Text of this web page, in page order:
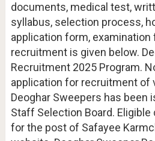
documents, medical test,
syllabus, selection process,
application form, examination
recruitment is given below.
Recruitment 2025 Program.
application for recruitment of
Deoghar Sweepers has been
Staff Selection Board.
for the post of Safayee